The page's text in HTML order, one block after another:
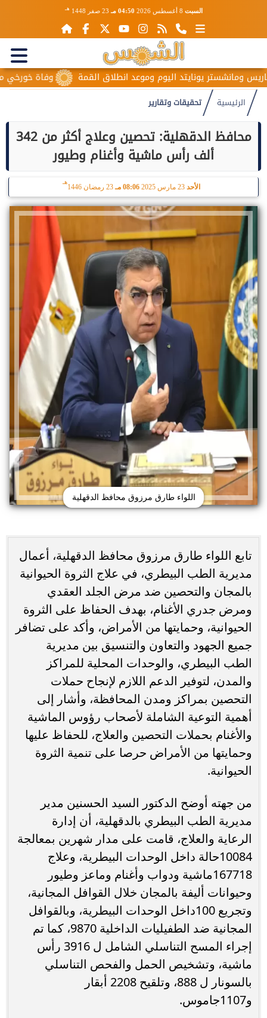
السبت 04:50 مـ 23 صفر 1448 هـ
وفاة خورخي ميسي والد يونايتد اليوم وموعد انطلاق القمة
الرئيسية تحقيقات وتقارير
محافظ الدقهلية: تحصين وعلاج أكثر من 342
ألف رأس ماشية وأغنام وطيور
الأحد 23 مارس 2025 08:06 مـ 23 رمضان 1446
هـ
اللواء طارق مرزوق محافظ الدقهلية
تابع اللواء طارق مرزوق محافظ الدقهلية، أعمال
مديرية الطب البيطري، في علاج الثروة الحيوانية
بالمجان والتحصين ضد مرض الجلد العقدي
ومرض جدري الأغنام، بهدف الحفاظ على الثروة
الحيوانية، وحمايتها من الأمراض، وأكد على تضافر
جميع الجهود والتعاون والتنسيق بين مديرية
الطب البيطري، والوحدات المحلية للمراكز
والمدن، لتوفير الدعم اللازم لإنجاح حملات
التحصين بمراكز ومدن المحافظة، وأشار إلى
أهمية التوعية الشاملة لأصحاب رؤوس الماشية
والأغنام بحملات التحصين والعلاج، للحفاظ عليها
وحمايتها من الأمراض حرصا على تنمية الثروة
الحيوانية.
من جهته أوضح الدكتور السيد الحسنين مدير
مديرية الطب البيطري بالدقهلية، أن إدارة
الرعاية والعلاج، قامت على مدار شهرين بمعالجة
10084حالة داخل الوحدات البيطرية، وعلاج
167718ماشية ودواب وأغنام وماعز وطيور
وحيوانات أليفة بالمجان خلال القوافل المجانية،
وتجريع 100داخل الوحدات البيطرية، وبالقوافل
المجانية ضد الطفيليات الداخلية 9870، كما تم
إجراء المسح التناسلي الشامل ل 3916 رأس
ماشية، وتشخيص الحمل والفحص التناسلي
بالسونار ل 888، وتلقيح 2208 أبقار
و1107جاموس.